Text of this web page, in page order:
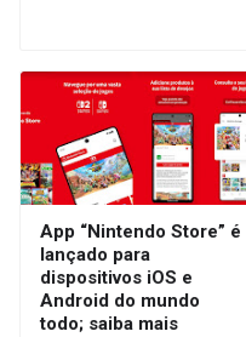
App “Nintendo Store” é
lançado para
dispositivos iOS e
Android do mundo
todo; saiba mais